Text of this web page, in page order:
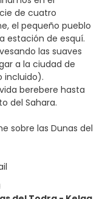
de cuatro
el pequeño pueblo
estación de esquí.
las suaves
a la ciudad de
incluido).
berebere hasta
del Sahara.
sobre las Dunas del